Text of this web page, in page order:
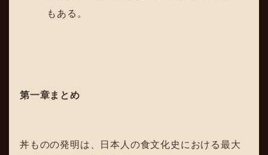
もある。
第一章まとめ
丼ものの発明は、日本人の食文化史における最大